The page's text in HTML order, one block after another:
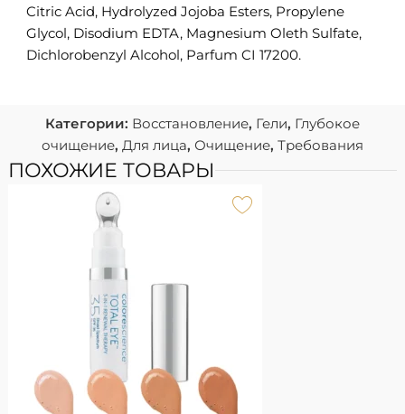
Citric Acid, Hydrolyzed Jojoba Esters, Propylene
Glycol, Disodium EDTA, Magnesium Oleth Sulfate,
Dichlorobenzyl Alcohol, Parfum CI 17200.
Категории: Восстановление, Гели, Глубокое
очищение, Для лица, Очищение, Требования
ПОХОЖИЕ ТОВАРЫ